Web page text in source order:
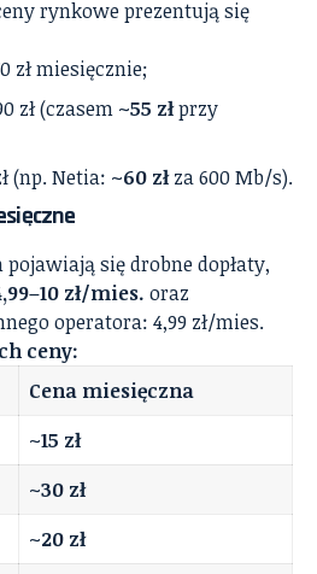
rynkowe prezentują się
zł miesięcznie;
zł (czasem ~55 złprzy
(np. Netia: ~60 złza 600 Mb/s).
się drobne dopłaty,
zł/mies. oraz
operatora: 4,99 zł/mies.
ceny:
Cena miesięczna
~15 zł
~30 zł
~20 zł